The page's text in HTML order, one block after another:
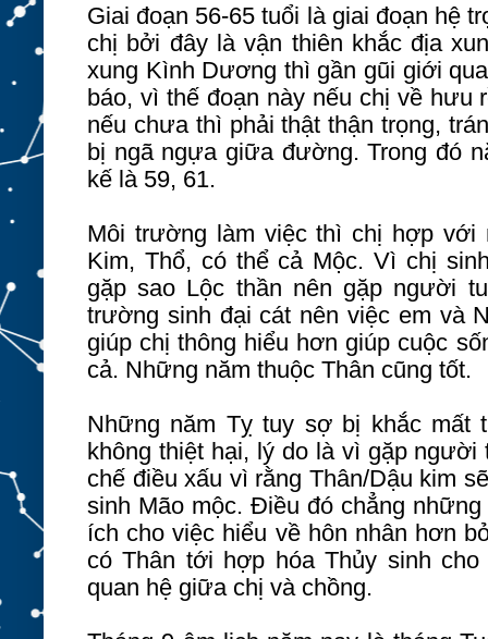
Giai đoạn 56-65 tuổi là giai đoạn hệ
chị bởi đây là vận thiên khắc địa
xung Kình Dương thì gần gũi giới
báo, vì thế đoạn này nếu chị về hưu
nếu chưa thì phải thật thận trọng,
bị ngã ngựa giữa đường. Trong đó
kế là 59, 61.
Môi trường làm việc thì chị hợp
Kim, Thổ, có thể cả Mộc. Vì chị
gặp sao Lộc thần nên gặp người
trường sinh đại cát nên việc em và
giúp chị thông hiểu hơn giúp cuộc
cả. Những năm thuộc Thân cũng tốt.
Những năm Tỵ tuy sợ bị khắc mất
không thiệt hại, lý do là vì gặp
chế điều xấu vì rằng Thân/Dậu kim
sinh Mão mộc. Điều đó chẳng
ích cho việc hiểu về hôn nhân hơn
có Thân tới hợp hóa Thủy sinh
quan hệ giữa chị và chồng.